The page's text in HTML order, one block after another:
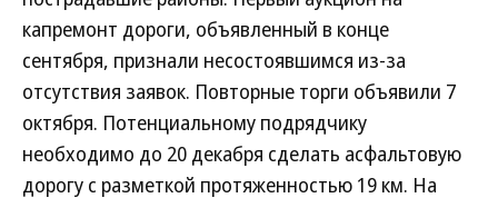
капремонт дороги, объявленный в конце
сентября, признали несостоявшимся из-за
отсутствия заявок. Повторные торги объявили 7
октября. Потенциальному подрядчику
необходимо до 20 декабря сделать асфальтовую
дорогу с разметкой протяженностью 19 км. На